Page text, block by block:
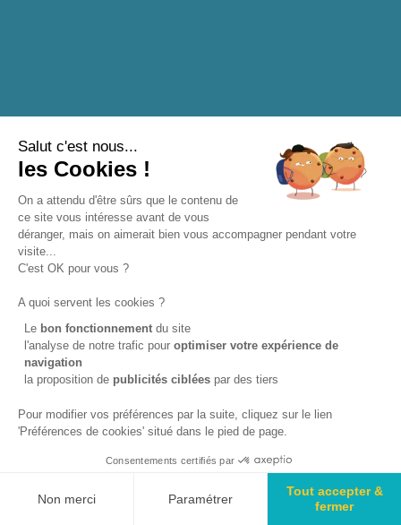
Salut c'est nous...
les Cookies !
On a attendu d'être sûrs que le contenu de
ce site vous intéresse avant de vous
déranger, mais on aimerait bien vous accompagner pendant votre
visite...
C'est OK pour vous ?
A quoi servent les cookies ?
Le bon fonctionnement du site
l'analyse de notre trafic pour optimiser votre expérience de
navigation
la proposition de publicités ciblées par des tiers
Pour modifier vos préférences par la suite, cliquez sur le lien
'Préférences de cookies' situé dans le pied de page.
Consentements certifiés par
Non merci Paramétrer
Tout accepter &
fermer